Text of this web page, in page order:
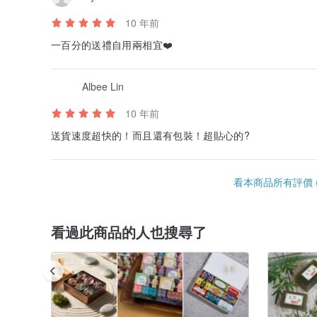
10 年前
一百分的送禮自用兩相宜❤️
Albee Lin
10 年前
送貨速度超快的！而且還有包裝！超貼心的?
看本商品所有評價
看過此商品的人也搜尋了